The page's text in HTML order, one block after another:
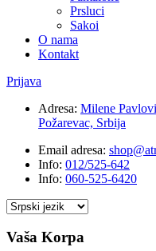
Prsluci
Sakoi
O nama
Kontakt
Prijava
Adresa: Milene
Požarevac, Srbija
Email adresa:
Info: 012/525-642
Info: 060-525-6420
Vaša Korpa